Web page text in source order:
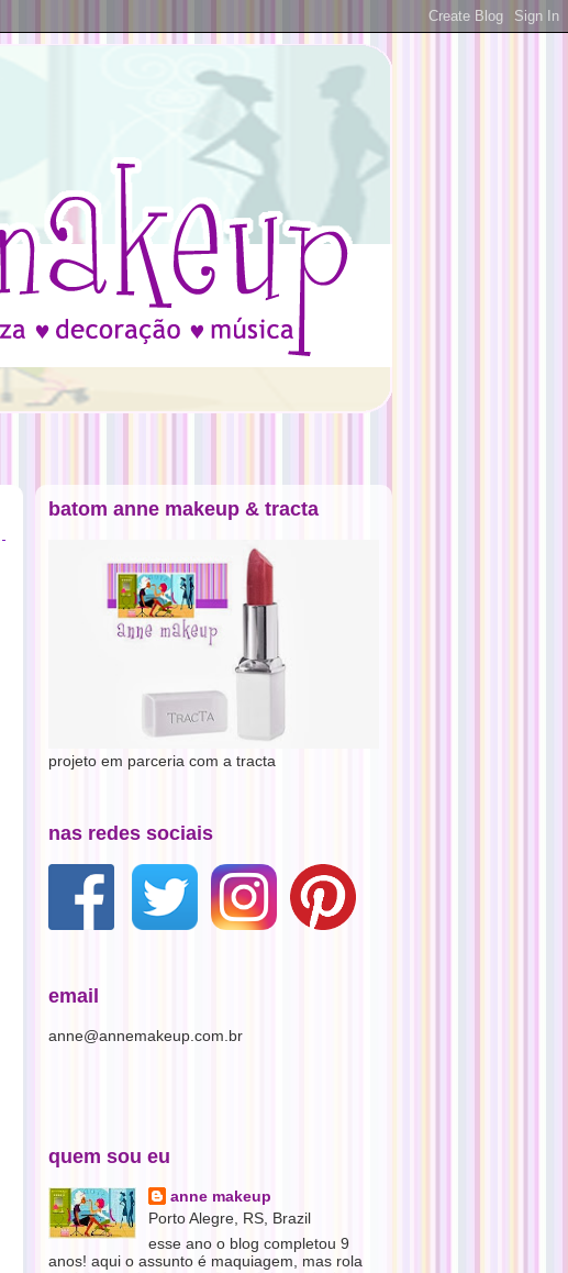
batom anne makeup & tracta
projeto em parceria com a tracta
nas redes sociais
email
anne@annemakeup.com.br
quem sou eu
anne makeup
Porto Alegre, RS, Brazil
esse ano o blog completou 9
anos! aqui o assunto é maquiagem, mas rola